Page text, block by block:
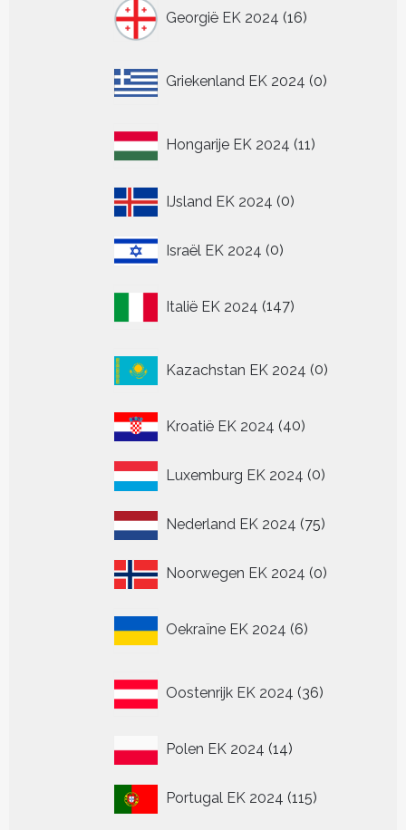
Georgië EK 2024 16
producten
Griekenland EK 2024 0
producten
Hongarije EK 2024 11
producten
IJsland EK 2024 00
Israël EK 2024 00
Italië EK 2024 147
producten
Kazachstan EK 2024 0
producten
Kroatië EK 2024 4040
Luxemburg EK 2024 00
Nederland EK 2024 7575
Noorwegen EK 2024 00
Oekraïne EK 2024 6
producten
Oostenrijk EK 2024 36
producten
Polen EK 2024 1414
Portugal EK 2024 115115